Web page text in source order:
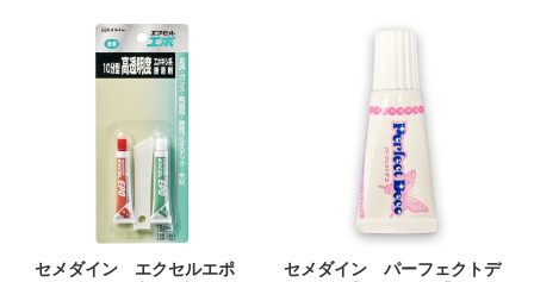
セメダイン エクセルエポ
セメダイン パーフェクトデ